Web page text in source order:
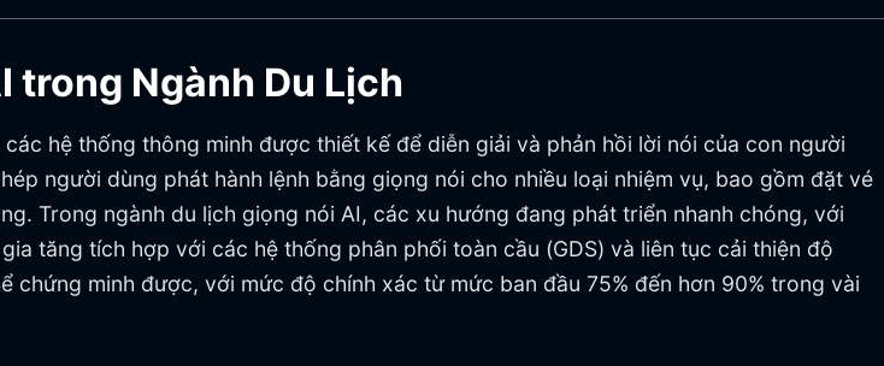
trong Ngành Du Lịch
hệ thống thông minh được thiết kế để diễn giải và phản hồi lời nói của con người
người dùng phát hành lệnh bằng giọng nói cho nhiều loại nhiệm vụ, bao gồm đặt vé
Trong ngành du lịch giọng nói AI, các xu hướng đang phát triển nhanh chóng, với
tăng tích hợp với các hệ thống phân phối toàn cầu (GDS) và liên tục cải thiện độ
minh được, với mức độ chính xác từ mức ban đầu 75% đến hơn 90% trong vài